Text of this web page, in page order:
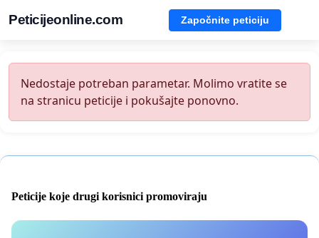
Peticijeonline.com Započnite peticiju
Nedostaje potreban parametar. Molimo vratite se
na stranicu peticije i pokušajte ponovno.
Peticije koje drugi korisnici promoviraju